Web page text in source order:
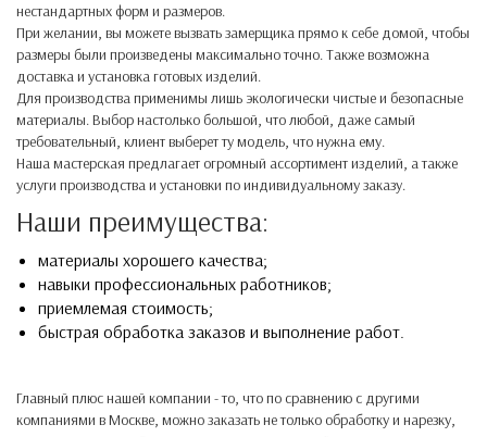
нестандартных форм и размеров.
При желании, вы можете вызвать замерщика прямо к себе домой, чтобы
размеры были произведены максимально точно. Также возможна
доставка и установка готовых изделий.
Для производства применимы лишь экологически чистые и безопасные
материалы. Выбор настолько большой, что любой, даже самый
требовательный, клиент выберет ту модель, что нужна ему.
Наша мастерская предлагает огромный ассортимент изделий, а также
услуги производства и установки по индивидуальному заказу.
Наши преимущества:
материалы хорошего качества;
навыки профессиональных работников;
приемлемая стоимость;
быстрая обработка заказов и выполнение работ.
Главный плюс нашей компании - то, что по сравнению с другими
компаниями в Москве, можно заказать не только обработку и нарезку,